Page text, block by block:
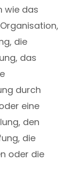
wie das
die
das
durch
eine
den
die
oder die